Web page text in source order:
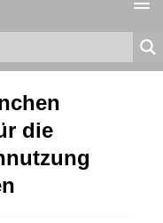
die